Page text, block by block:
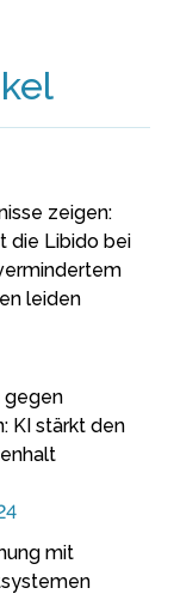
zeigen:
die Libido bei
leiden
gegen
KI stärkt den
mit